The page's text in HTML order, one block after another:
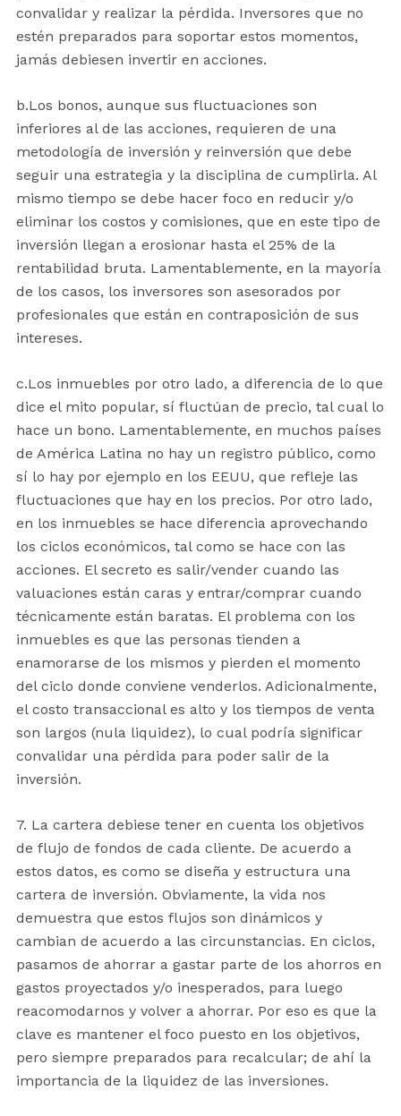
convalidar y realizar la pérdida. Inversores que no
estén preparados para soportar estos momentos,
jamás debiesen invertir en acciones.
b.Los bonos, aunque sus fluctuaciones son
inferiores al de las acciones, requieren de una
metodología de inversión y reinversión que debe
seguir una estrategia y la disciplina de cumplirla. Al
mismo tiempo se debe hacer foco en reducir y/o
eliminar los costos y comisiones, que en este tipo de
inversión llegan a erosionar hasta el 25% de la
rentabilidad bruta. Lamentablemente, en la mayoría
de los casos, los inversores son asesorados por
profesionales que están en contraposición de sus
intereses.
c.Los inmuebles por otro lado, a diferencia de lo que
dice el mito popular, sí fluctúan de precio, tal cual lo
hace un bono. Lamentablemente, en muchos países
de América Latina no hay un registro público, como
sí lo hay por ejemplo en los EEUU, que refleje las
fluctuaciones que hay en los precios. Por otro lado,
en los inmuebles se hace diferencia aprovechando
los ciclos económicos, tal como se hace con las
acciones. El secreto es salir/vender cuando las
valuaciones están caras y entrar/comprar cuando
técnicamente están baratas. El problema con los
inmuebles es que las personas tienden a
enamorarse de los mismos y pierden el momento
del ciclo donde conviene venderlos. Adicionalmente,
el costo transaccional es alto y los tiempos de venta
son largos (nula liquidez), lo cual podría significar
convalidar una pérdida para poder salir de la
inversión.
7. La cartera debiese tener en cuenta los objetivos
de flujo de fondos de cada cliente. De acuerdo a
estos datos, es como se diseña y estructura una
cartera de inversión. Obviamente, la vida nos
demuestra que estos flujos son dinámicos y
cambian de acuerdo a las circunstancias. En ciclos,
pasamos de ahorrar a gastar parte de los ahorros en
gastos proyectados y/o inesperados, para luego
reacomodarnos y volver a ahorrar. Por eso es que la
clave es mantener el foco puesto en los objetivos,
pero siempre preparados para recalcular; de ahí la
importancia de la liquidez de las inversiones.